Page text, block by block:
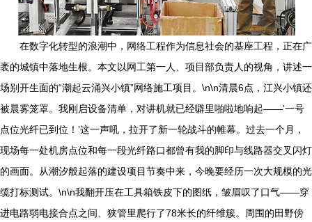
在数字化转型的浪潮中，网络工程作为信息社会的基座工程，正在广
袤的城镇中落地生根。本文以网工第一人、项目部负责人的视角，讲述一
场别开生面的“潮起云涌兴小镇”网络施工项目。\n\n清晨6点，江兴小镇还
被晨雾笼罩。我刚启设备清单，对讲机就已经噼里啪啦地响起——‘一号
点位光纤已到位！’这一声吼，拉开了新一轮战斗的帷幕。过去一个月，
现场每一处机房点位和每一段光纤路口都曾有我的脚印与线路器交叉闪灯
的画面。从潮汐般起落的建设项目节奏中来，今晚要经历一次大规模的光
缆打标测试。\n\n我翻开压在工具箱铁皮下的图纸，皱眉叹了口气——穿
进电路弱电接合点之间、狭管里爬行了78米长的纤维簇。周围的田野傍